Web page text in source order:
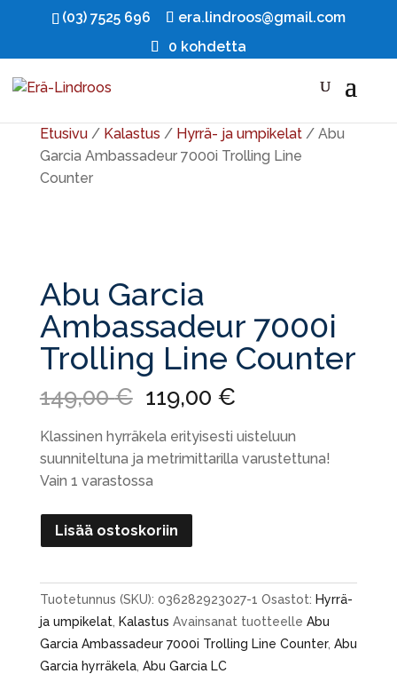
(03) 7525 696
era.lindroos@gmail.com
0 kohdetta
Etusivu/ Kalastus / Hyrrä- ja umpikelat/ Abu
Garcia Ambassadeur 7000i Trolling Line
Counter
Ale!
Abu Garcia
Ambassadeur 7000i
Trolling Line Counter
149,00€ Alkuperäinen
oli:
149,00 €.
119,00 €Nykyinen
on:
119,00 €.
Klassinen hyrräkela erityisesti uisteluun
suunniteltuna ja metrimittarilla varustettuna!
Vain 1 varastossa
Abu
Garcia
7000i
Trolling
Line
Counter
Lisää ostoskoriin
Tuotetunnus (SKU): 036282923027-1 Osastot: Hyrrä-
ja umpikelat, Kalastus Avainsanat tuotteelle Abu
Garcia Ambassadeur 7000i Trolling Line Counter, Abu
Garcia hyrräkela, Abu Garcia LC